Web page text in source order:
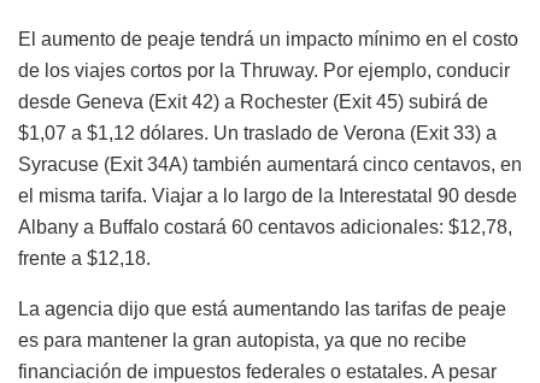
El aumento de peaje tendrá un impacto mínimo en el costo
de los viajes cortos por la Thruway. Por ejemplo, conducir
desde Geneva (Exit 42) a Rochester (Exit 45) subirá de
$1,07 a $1,12 dólares. Un traslado de Verona (Exit 33) a
Syracuse (Exit 34A) también aumentará cinco centavos, en
el misma tarifa. Viajar a lo largo de la Interestatal 90 desde
Albany a Buffalo costará 60 centavos adicionales: $12,78,
frente a $12,18.
La agencia dijo que está aumentando las tarifas de peaje
es para mantener la gran autopista, ya que no recibe
financiación de impuestos federales o estatales. A pesar